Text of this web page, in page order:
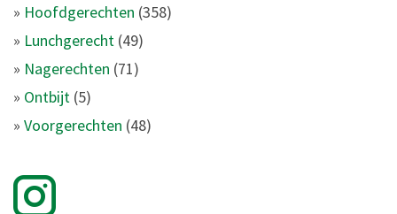
» Hoofdgerechten (358)
» Lunchgerecht (49)
» Nagerechten (71)
» Ontbijt (5)
» Voorgerechten (48)